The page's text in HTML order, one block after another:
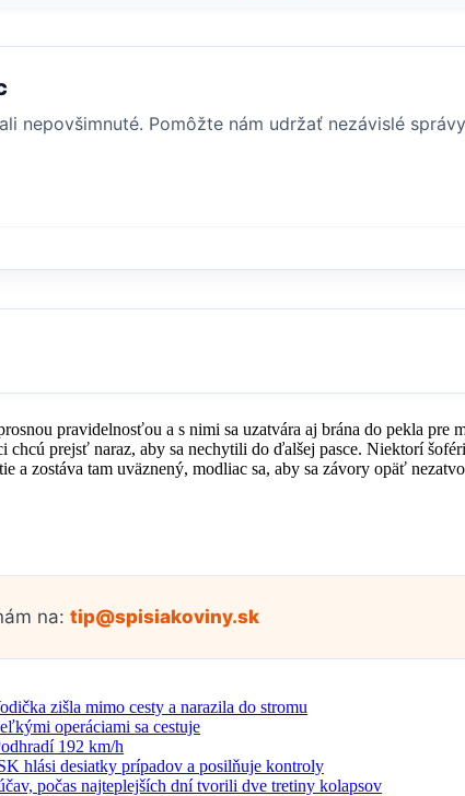
nepovšimnuté. Pomôžte nám udržať nezávislé
pravidelnosťou a s nimi sa uzatvára aj brána do pekla pre
chcú prejsť naraz, aby sa nechytili do ďalšej pasce. Niektorí
a zostáva tam uväznený, modliac sa, aby sa závory opäť
na: tip@spisiakoviny.sk
zišla mimo cesty a narazila do stromu
operáciami sa cestuje
192 km/h
hlási desiatky prípadov a posilňuje kontroly
počas najteplejších dní tvorili dve tretiny kolapsov